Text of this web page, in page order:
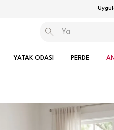
YATAK ODASI PERDE